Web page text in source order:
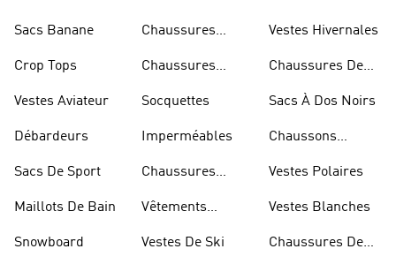
Sacs Banane
Crop Tops
Vestes Aviateur
Débardeurs
Sacs De Sport
Maillots De Bain
Snowboard
Chaussures
Chaussures
Socquettes
Imperméables
Chaussures
Vêtements
Vestes De Ski
Vestes Hivernales
Chaussures De
Sacs À Dos Noirs
Chaussons
Vestes Polaires
Vestes Blanches
Chaussures De